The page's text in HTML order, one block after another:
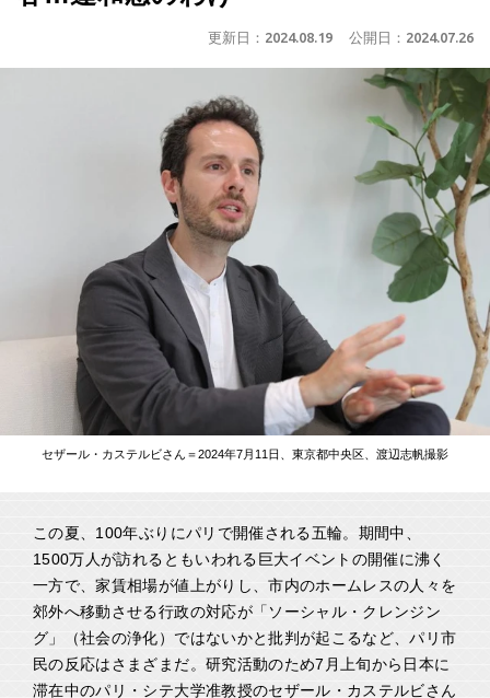
更新日： 2024.08.19 公開日： 2024.07.26
セザール・カステルビさん＝2024年7月11日、東京都中央区、渡辺志帆撮影
この夏、100年ぶりにパリで開催される五輪。期間中、
1500万人が訪れるともいわれる巨大イベントの開催に沸く
一方で、家賃相場が値上がりし、市内のホームレスの人々を
郊外へ移動させる行政の対応が「ソーシャル・クレンジン
グ」（社会の浄化）ではないかと批判が起こるなど、パリ市
民の反応はさまざまだ。研究活動のため7月上旬から日本に
滞在中のパリ・シテ大学准教授のセザール・カステルビさん